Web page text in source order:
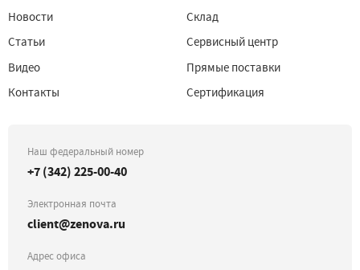
Новости
Статьи
Видео
Контакты
Склад
Сервисный центр
Прямые поставки
Сертификация
Наш федеральный номер
+7 (342) 225-00-40
Электронная почта
client@zenova.ru
Адрес офиса